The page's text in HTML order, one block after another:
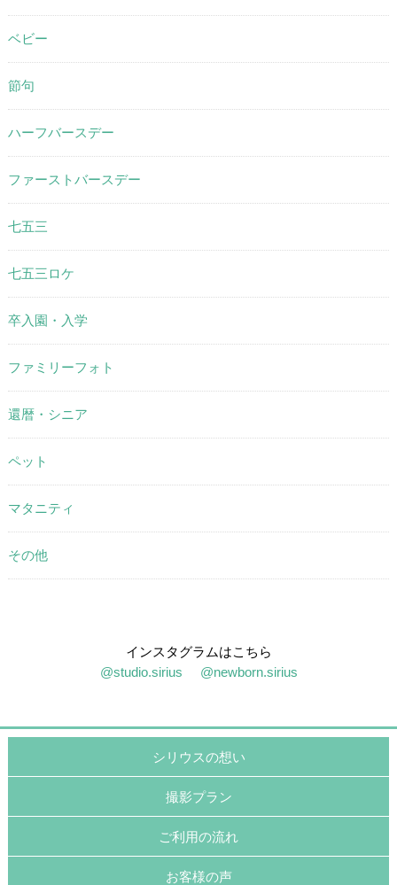
ベビー
節句
ハーフバースデー
ファーストバースデー
七五三
七五三ロケ
卒入園・入学
ファミリーフォト
還暦・シニア
ペット
マタニティ
その他
インスタグラムはこちら
@studio.sirius
@newborn.sirius
シリウスの想い
撮影プラン
ご利用の流れ
お客様の声